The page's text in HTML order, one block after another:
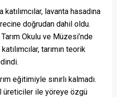
lavanta hasadına
doğrudan dahil oldu.
Okulu ve Müzesi’nde
tarımın teorik
eğitimiyle sınırlı kalmadı.
üreticiler ile yöreye özgü